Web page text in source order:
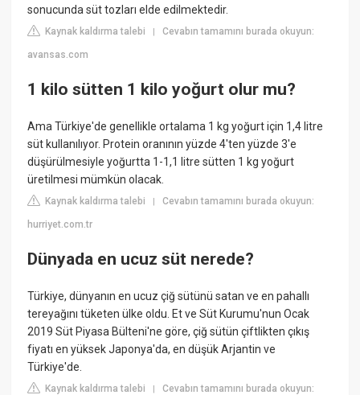
sonucunda süt tozları elde edilmektedir.
Kaynak kaldırma talebi |Cevabın tamamını burada okuyun:
avansas.com
1 kilo sütten 1 kilo yoğurt olur mu?
Ama Türkiye'de genellikle ortalama 1 kg yoğurt için 1,4 litre
süt kullanılıyor. Protein oranının yüzde 4'ten yüzde 3'e
düşürülmesiyle yoğurtta 1-1,1 litre sütten 1 kg yoğurt
üretilmesi mümkün olacak.
Kaynak kaldırma talebi |Cevabın tamamını burada okuyun:
hurriyet.com.tr
Dünyada en ucuz süt nerede?
Türkiye, dünyanın en ucuz çiğ sütünü satan ve en pahallı
tereyağını tüketen ülke oldu. Et ve Süt Kurumu'nun Ocak
2019 Süt Piyasa Bülteni'ne göre, çiğ sütün çiftlikten çıkış
fiyatı en yüksek Japonya'da, en düşük Arjantin ve
Türkiye'de.
Kaynak kaldırma talebi |Cevabın tamamını burada okuyun: